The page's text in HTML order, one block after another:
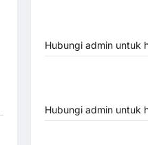
Hubungi admin untuk
Hubungi admin untuk